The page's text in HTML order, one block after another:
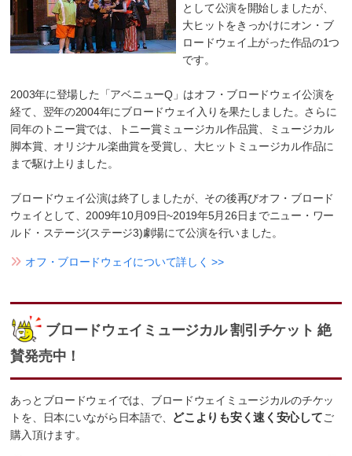
として公演を開始しましたが、
大ヒットをきっかけにオン・ブ
ロードウェイ上がった作品の1つ
です。
2003年に登場した「アベニューQ」はオフ・ブロードウェイ公演を
経て、翌年の2004年にブロードウェイ入りを果たしました。さらに
同年のトニー賞では、トニー賞ミュージカル作品賞、ミュージカル
脚本賞、オリジナル楽曲賞を受賞し、大ヒットミュージカル作品に
まで駆け上りました。
ブロードウェイ公演は終了しましたが、その後再びオフ・ブロード
ウェイとして、2009年10月09日~2019年5月26日までニュー・ワー
ルド・ステージ(ステージ3)劇場にて公演を行いました。
オフ・ブロードウェイについて詳しく >>
ブロードウェイミュージカル 割引チケット 絶
賛発売中！
あっとブロードウェイでは、ブロードウェイミュージカルのチケッ
トを、日本にいながら日本語で、
どこよりも安く速く安心してご
購入頂けます。